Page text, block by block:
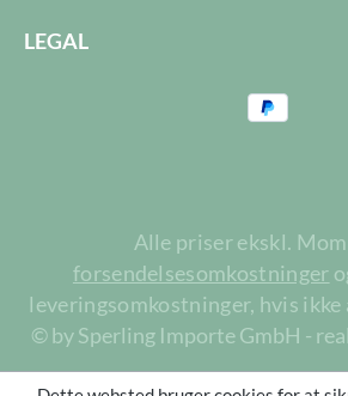
LEGAL
Alle priser ekskl.
forsendelsesomkostninger
leveringsomkostninger, hvis ikke
© by Sperling Importe GmbH -